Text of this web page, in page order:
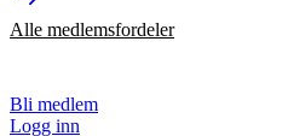
Alle medlemsfordeler
Bli medlem
Logg inn